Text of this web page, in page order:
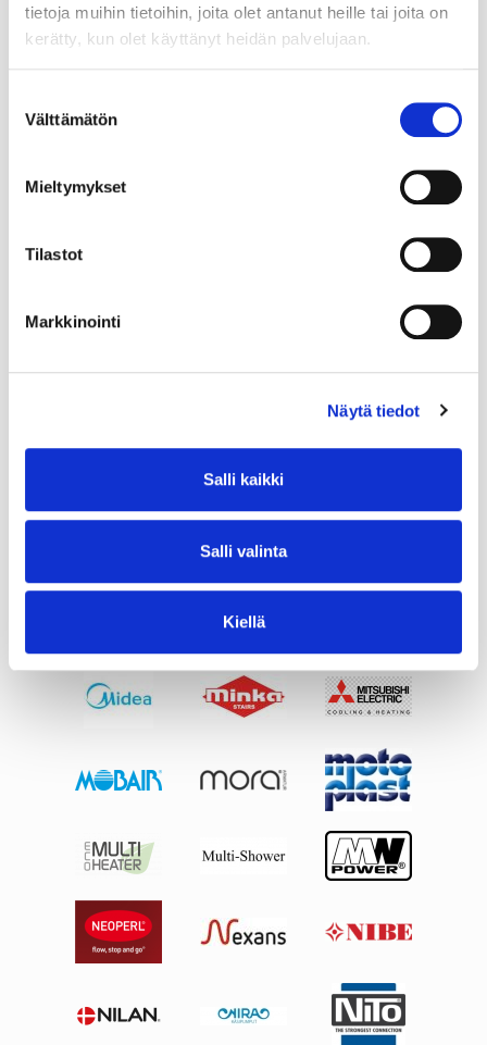
tietoja muihin tietoihin, joita olet antanut heille tai joita on
kerätty, kun olet käyttänyt heidän palvelujaan.
valinta
Välttämätön
Mieltymykset
Tilastot
Markkinointi
Näytä tiedot
Salli kaikki
Salli valinta
Kiellä